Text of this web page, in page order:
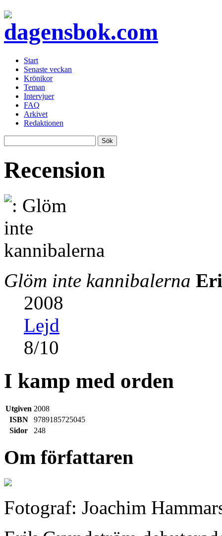
Start
Senaste veckan
Krönikor
Teman
Intervjuer
FAQ
Arkivet
Redaktionen
Recension
Glöm inte kannibalerna
2008
Lejd
8/10
I kamp med orden
Utgiven 2008
ISBN
9789185725045
Sidor
248
Om författaren
Fotograf: Joachim